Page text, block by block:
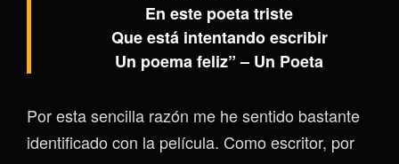
En este poeta triste
Que está intentando escribir
Un poema feliz”– Un Poeta
Por esta sencilla razón me he sentido bastante
identificado con la película. Como escritor, por